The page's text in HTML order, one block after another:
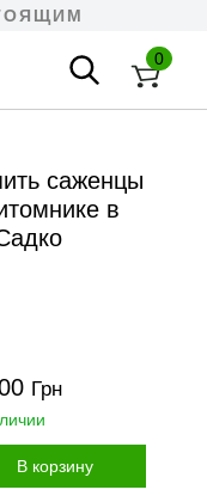
0
саженцы
в
Грн
В корзину